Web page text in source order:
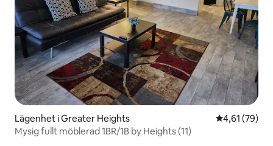
Lägenhet i Greater Heights 4,61 av 5 i
4,61 (79)
Mysig fullt möblerad 1BR/1B by Heights (11)